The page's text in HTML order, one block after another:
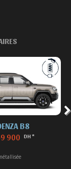
B8
900 DH *